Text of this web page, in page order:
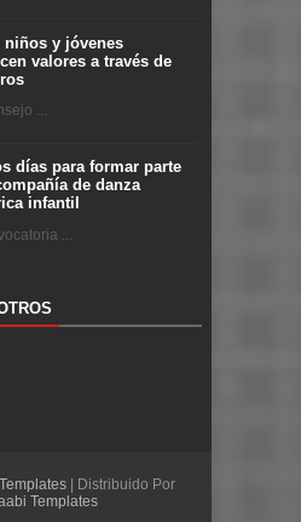
niños y jóvenes
valores a través de
...
días para formar parte
de danza
infantil
...
| Distribuido Por
Templates